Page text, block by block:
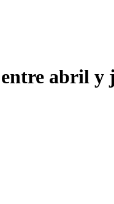
abril y